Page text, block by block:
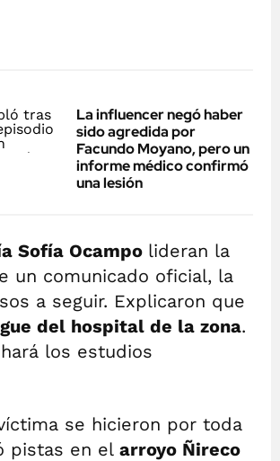
La influencer negó haber
sido agredida por
Facundo Moyano, pero un
informe médico confirmó
una lesión
Sofía Ocampo lideran la
un comunicado oficial, la
a seguir. Explicaron que
del hospital de la zona.
los estudios
se hicieron por toda
pistas en el arroyo Ñireco